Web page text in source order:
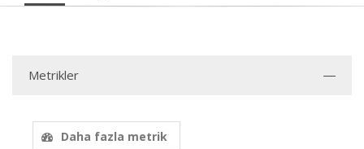
Metrikler
Daha fazla metrik